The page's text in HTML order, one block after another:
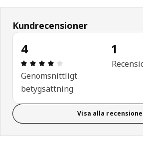
Kundrecensioner
4
Recension: 4 utav 5
Genomsnittligt
betygsättning
1
Visa alla